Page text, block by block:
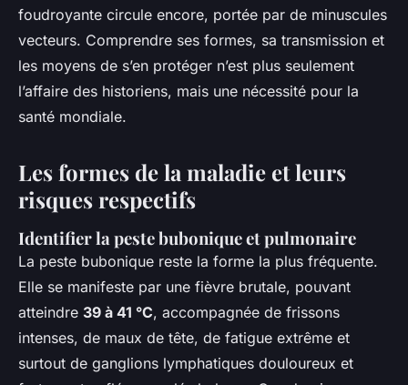
foudroyante circule encore, portée par de minuscules
vecteurs. Comprendre ses formes, sa transmission et
les moyens de s’en protéger n’est plus seulement
l’affaire des historiens, mais une nécessité pour la
santé mondiale.
Les formes de la maladie et leurs
risques respectifs
Identifier la peste bubonique et pulmonaire
La peste bubonique reste la forme la plus fréquente.
Elle se manifeste par une fièvre brutale, pouvant
atteindre 39 à 41 °C, accompagnée de frissons
intenses, de maux de tête, de fatigue extrême et
surtout de ganglions lymphatiques douloureux et